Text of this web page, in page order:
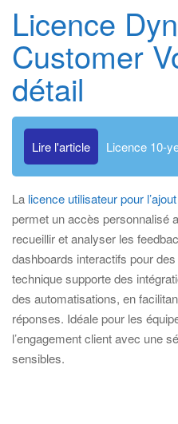
Licence
Customer
détail
Lire l'article Licence 10-
La licence utilisateur pour
permet un accès personnalisé
recueillir et analyser les
dashboards interactifs pour
technique supporte des
des automatisations, en
réponses. Idéale pour les
l’engagement client avec une
sensibles.